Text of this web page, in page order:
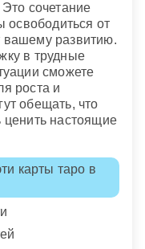
сочетание
освободиться от
вашему развитию.
в трудные
сможете
роста и
обещать, что
ценить настоящие
карты таро в